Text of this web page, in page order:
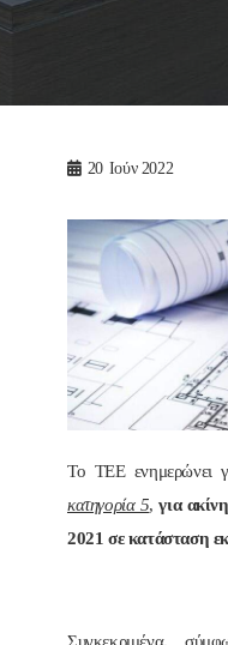
20 Ιούν 2022
Το ΤΕΕ ενημερώνει
κατηγορία 5,για
2021 σε κατάσταση
Συγκεκριμένα,